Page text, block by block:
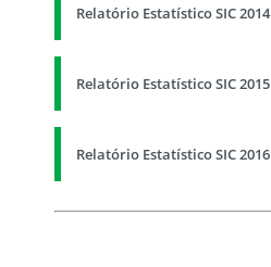
Relatório Estatístico SIC 2014
Relatório Estatístico SIC 2015
Relatório Estatístico SIC 2016